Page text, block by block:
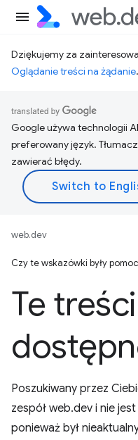
Dziękujemy za
Oglądanie treści na żądanie.
Google używa technologii
preferowany język.
zawierać błędy.
web.dev
Czy te wskazówki były
Te
Poszukiwany przez
zespół web.dev i nie
ponieważ był